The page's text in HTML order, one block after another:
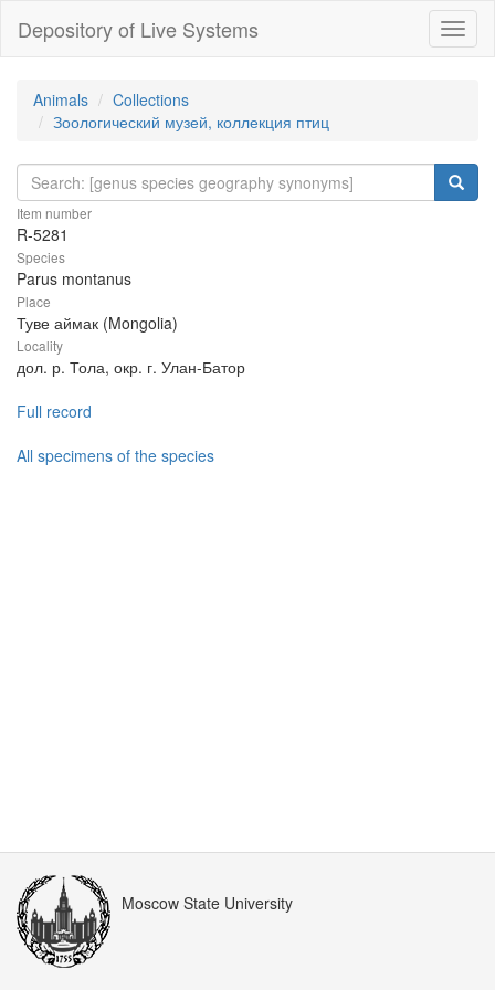
Depository of Live Systems
Animals
Collections
Зоологический музей, коллекция птиц
Item number
R-5281
Species
Parus montanus
Place
Туве аймак (Mongolia)
Locality
дол. р. Тола, окр. г. Улан-Батор
Full record
All specimens of the species
Moscow State University